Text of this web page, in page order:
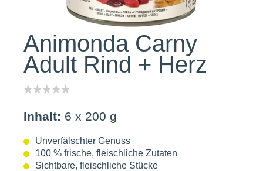
Animonda Carny
Adult Rind + Herz
Inhalt: 6 x 200 g
Unverfälschter Genuss
100 % frische, fleischliche Zutaten
Sichtbare, fleischliche Stücke